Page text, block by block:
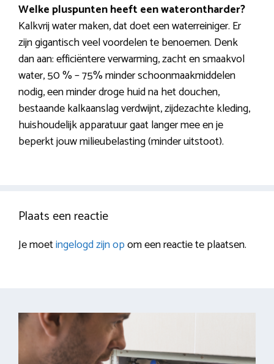
Welke pluspunten heeft een waterontharder?
Kalkvrij water maken, dat doet een waterreiniger. Er
zijn gigantisch veel voordelen te benoemen. Denk
dan aan: efficiëntere verwarming, zacht en smaakvol
water, 50 % – 75% minder schoonmaakmiddelen
nodig, een minder droge huid na het douchen,
bestaande kalkaanslag verdwijnt, zijdezachte kleding,
huishoudelijk apparatuur gaat langer mee en je
beperkt jouw milieubelasting (minder uitstoot).
Plaats een reactie
Je moetingelogd zijn opom een reactie te plaatsen.